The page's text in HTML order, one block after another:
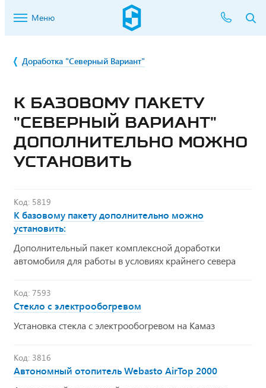
Меню
Доработка "Северный Вариант"
К БАЗОВОМУ ПАКЕТУ
"СЕВЕРНЫЙ ВАРИАНТ"
ДОПОЛНИТЕЛЬНО МОЖНО
УСТАНОВИТЬ
Код: 5819
К базовому пакету дополнительно можно
установить:
Дополнительный пакет комплексной доработки
автомобиля для работы в условиях крайнего севера
Код: 7593
Стекло с электрообогревом
Установка стекла с электрообогревом на Камаз
Код: 3816
Автономный отопитель Webasto AirTop 2000